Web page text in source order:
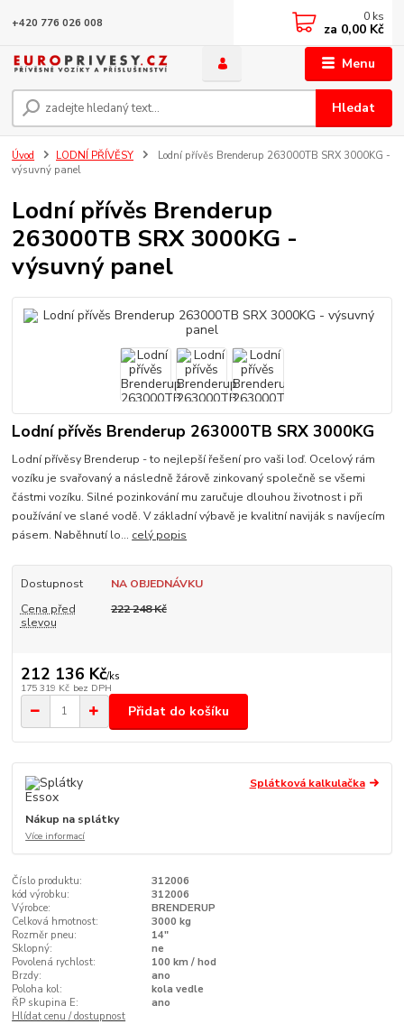
Menu
Hledat
+420 776 026 008 0 ks
za 0,00 Kč
Úvod LODNÍ PŘÍVĚSY
Lodní přívěs Brenderup 263000TB SRX 3000KG -
výsuvný panel
Lodní přívěs Brenderup
263000TB SRX 3000KG -
výsuvný panel
Lodní přívěs Brenderup 263000TB SRX 3000KG
Lodní přívěsy Brenderup - to nejlepší řešení pro vaši loď. Ocelový rám
vozíku je svařovaný a následně žárově zinkovaný společně se všemi
částmi vozíku. Silné pozinkování mu zaručuje dlouhou životnost i při
používání ve slané vodě. V základní výbavě je kvalitní naviják s navíjecím
pásem. Naběhnutí lo... celý popis
Dostupnost
NA OBJEDNÁVKU
Cena před
slevou
222 248 Kč
212 136 Kč/ks
175 319 Kč bez DPH
Přidat do košíku
Splátková kalkulačka
Nákup na splátky
Více informací
Číslo produktu:
312006
kód výrobku:
312006
Výrobce:
BRENDERUP
Celková hmotnost:
3000 kg
Rozměr pneu:
14"
Sklopný:
ne
Povolená rychlost:
100 km / hod
Brzdy:
ano
Poloha kol:
kola vedle
ŘP skupina E:
ano
Hlídat cenu / dostupnost